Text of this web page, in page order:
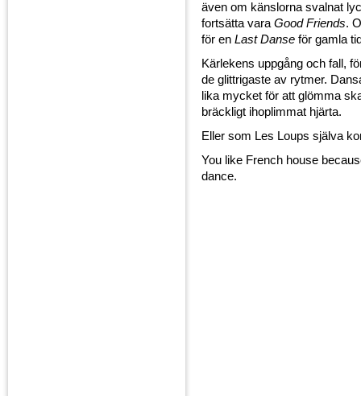
även om känslorna svalnat
fortsätta varaGood Friends.
för en Last Danse för gamla
Kärlekens uppgång och fall,
de glittrigaste av rytmer.
lika mycket för att glömma
bräckligt ihoplimmat hjärta.
Eller som Les Loups själva
You like French house
dance.